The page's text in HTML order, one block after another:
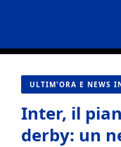
contenuto
ULTIM'ORA E NEWS
Inter, il
derby: un